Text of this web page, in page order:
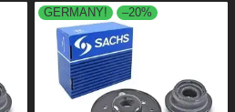
GERMANY! –20%